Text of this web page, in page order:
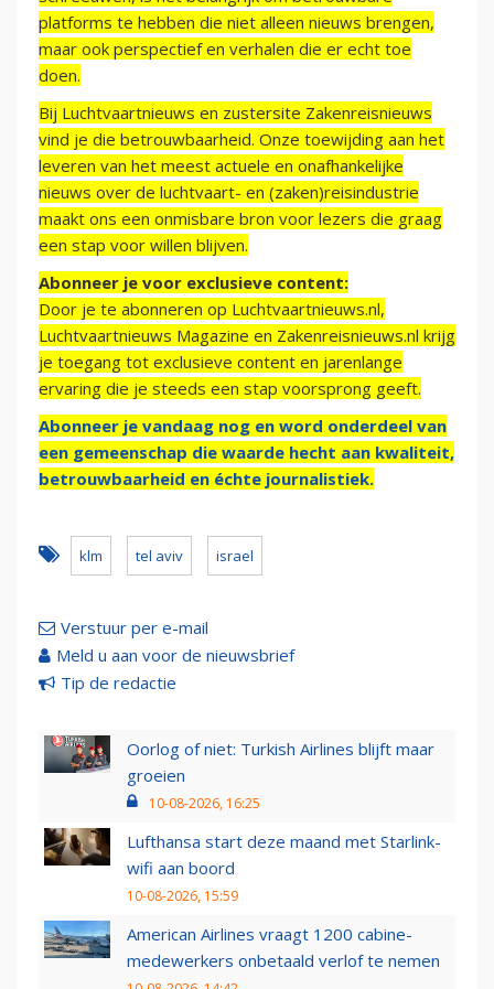
platforms te hebben die niet alleen nieuws brengen,
maar ook perspectief en verhalen die er echt toe
doen.
Bij Luchtvaartnieuws en zustersite Zakenreisnieuws
vind je die betrouwbaarheid. Onze toewijding aan het
leveren van het meest actuele en onafhankelijke
nieuws over de luchtvaart- en (zaken)reisindustrie
maakt ons een onmisbare bron voor lezers die graag
een stap voor willen blijven.
Abonneer je voor exclusieve content:
Door je te abonneren op Luchtvaartnieuws.nl,
Luchtvaartnieuws Magazine en Zakenreisnieuws.nl krijg
je toegang tot exclusieve content en jarenlange
ervaring die je steeds een stap voorsprong geeft.
Abonneer je vandaag nog en word onderdeel van
een gemeenschap die waarde hecht aan kwaliteit,
betrouwbaarheid en échte journalistiek.
klm tel aviv israel
Verstuur per e-mail
Meld u aan voor de nieuwsbrief
Tip de redactie
Oorlog of niet: Turkish Airlines blijft maar
groeien
10-08-2026, 16:25
Lufthansa start deze maand met Starlink-
wifi aan boord
10-08-2026, 15:59
American Airlines vraagt 1200 cabine-
medewerkers onbetaald verlof te nemen